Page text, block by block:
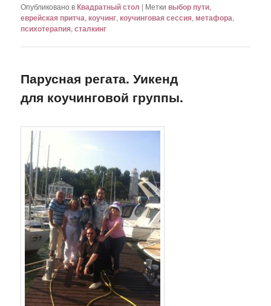
Опубликовано вКвадратный стол | Метки выбор пути,
еврейская притча,коучинг,коучинговая сессия, метафора,
психотерапия,сталкинг
Парусная регата. Уикенд
для коучинговой группы.